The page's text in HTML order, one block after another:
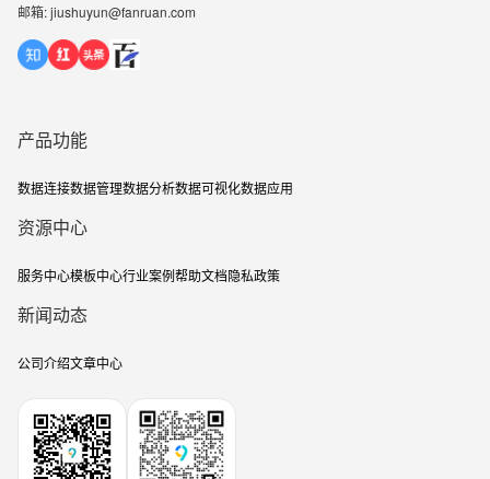
邮箱: jiushuyun@fanruan.com
产品功能
数据连接数据管理数据分析数据可视化数据应用
资源中心
服务中心模板中心行业案例帮助文档隐私政策
新闻动态
公司介绍文章中心